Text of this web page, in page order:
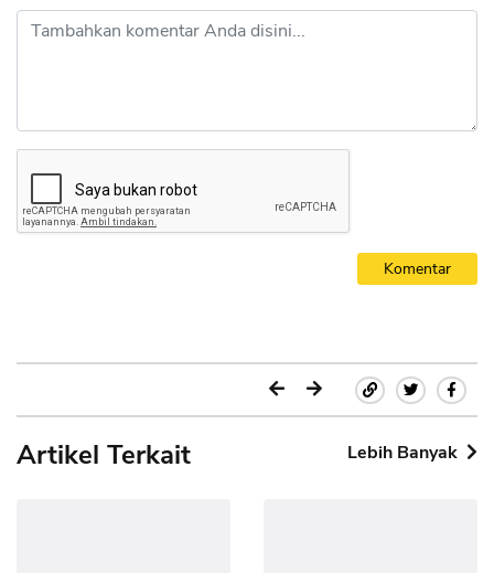
Komentar
Artikel Terkait Lebih Banyak